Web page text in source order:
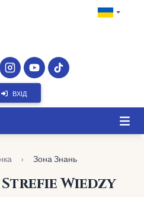
ВХІД
› Зона Знань
Wiedzy